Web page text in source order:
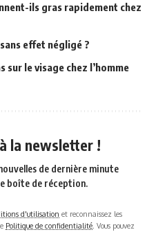
ils gras rapidement chez
effet négligé ?
le visage chez l’homme
la newsletter !
de dernière minute
boîte de réception.
d'utilisation et reconnaissez les
Politique de confidentialité . Vous pouvez